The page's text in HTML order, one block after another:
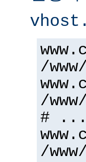
/
/
# ...
/